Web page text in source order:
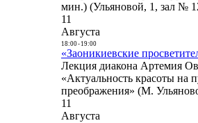
мин.) (Ульяновой, 1, зал №
11
Августа
18:00- 19:00
«Заоникиевские
Лекция диакона Артемия
«Актуальность красоты на
преображения» (М.
11
Августа